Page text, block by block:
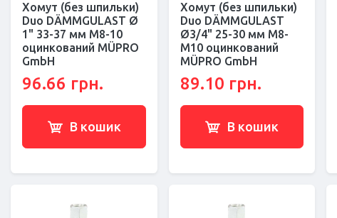
Хомут (без шпильки)
Duo DÄMMGULAST Ø
1" 33-37 мм M8-10
оцинкований MÜPRO
GmbH
96.66 грн.
В кошик
Хомут (без шпильки)
Duo DÄMMGULAST
Ø3/4" 25-30 мм M8-
M10 оцинкований
MÜPRO GmbH
89.10 грн.
В кошик